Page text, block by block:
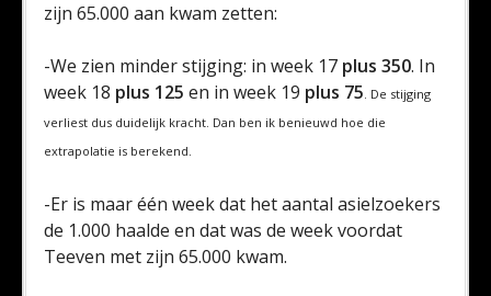
zijn 65.000 aan kwam zetten:
-We zien minder stijging: in week 17 plus 350. In
week 18 plus 125 en in week 19 plus 75. De stijging
verliest dus duidelijk kracht. Dan ben ik benieuwd hoe die
extrapolatie is berekend.
-Er is maar één week dat het aantal asielzoekers
de 1.000 haalde en dat was de week voordat
Teeven met zijn 65.000 kwam.